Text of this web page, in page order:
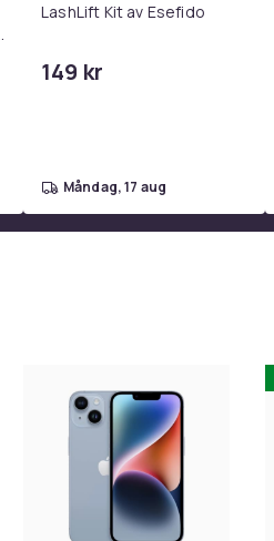
mobil som
128 GB
150
64a35a73c404
LashLift Kit av Esefido
149 kr
måndag, 17 aug